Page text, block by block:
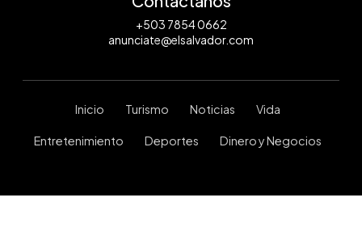
+503 7854 0662
anunciate@elsalvador.com
Inicio Turismo Noticias Vida
Entretenimiento Deportes Dinero y Negocios